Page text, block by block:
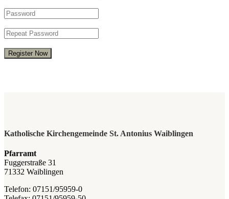
Register Now
Katholische Kirchengemeinde St. Antonius Waiblingen
Pfarramt
Fuggerstraße 31
71332 Waiblingen
Telefon: 07151/95959-0